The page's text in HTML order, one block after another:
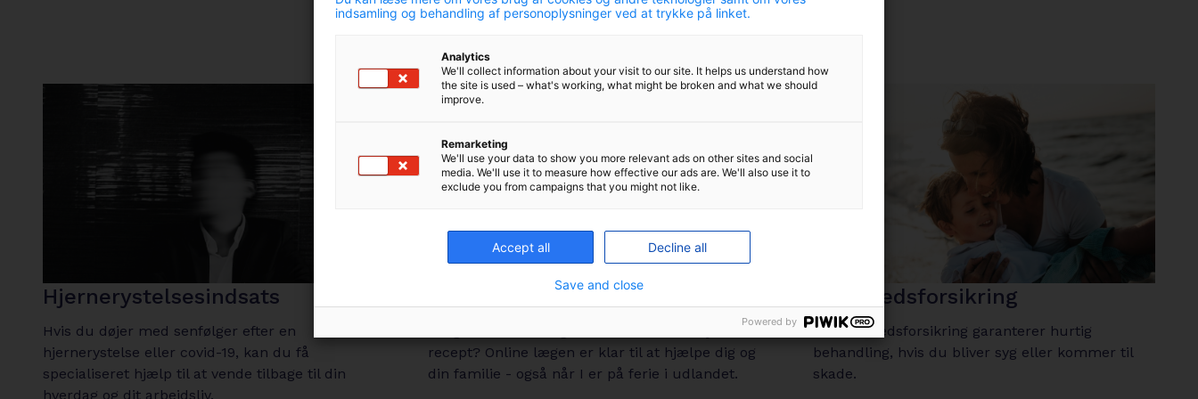
Hjernerystelsesindsats
Hvis du døjer med senfølger efter en
hjernerystelse eller covid-19, kan du få
specialiseret hjælp til at vende tilbage til din
hverdag og dit arbejdsliv.
Brug for at høre lægens råd eller få fornyet en
recept? Online lægen er klar til at hjælpe dig og
din familie - også når I er på ferie i udlandet.
Sundhedsforsikring
En sundhedsforsikring garanterer hurtig
behandling, hvis du bliver syg eller kommer til
skade.
indsamling og behandling af personoplysninger ved at trykke på linket.
Analytics
We'll collect information about your visit to our site. It helps us understand how
the site is used – what's working, what might be broken and what we should
improve.
Remarketing
We'll use your data to show you more relevant ads on other sites and social
media. We'll use it to measure how effective our ads are. We'll also use it to
exclude you from campaigns that you might not like.
Accept all Decline all
Save and close
Powered by